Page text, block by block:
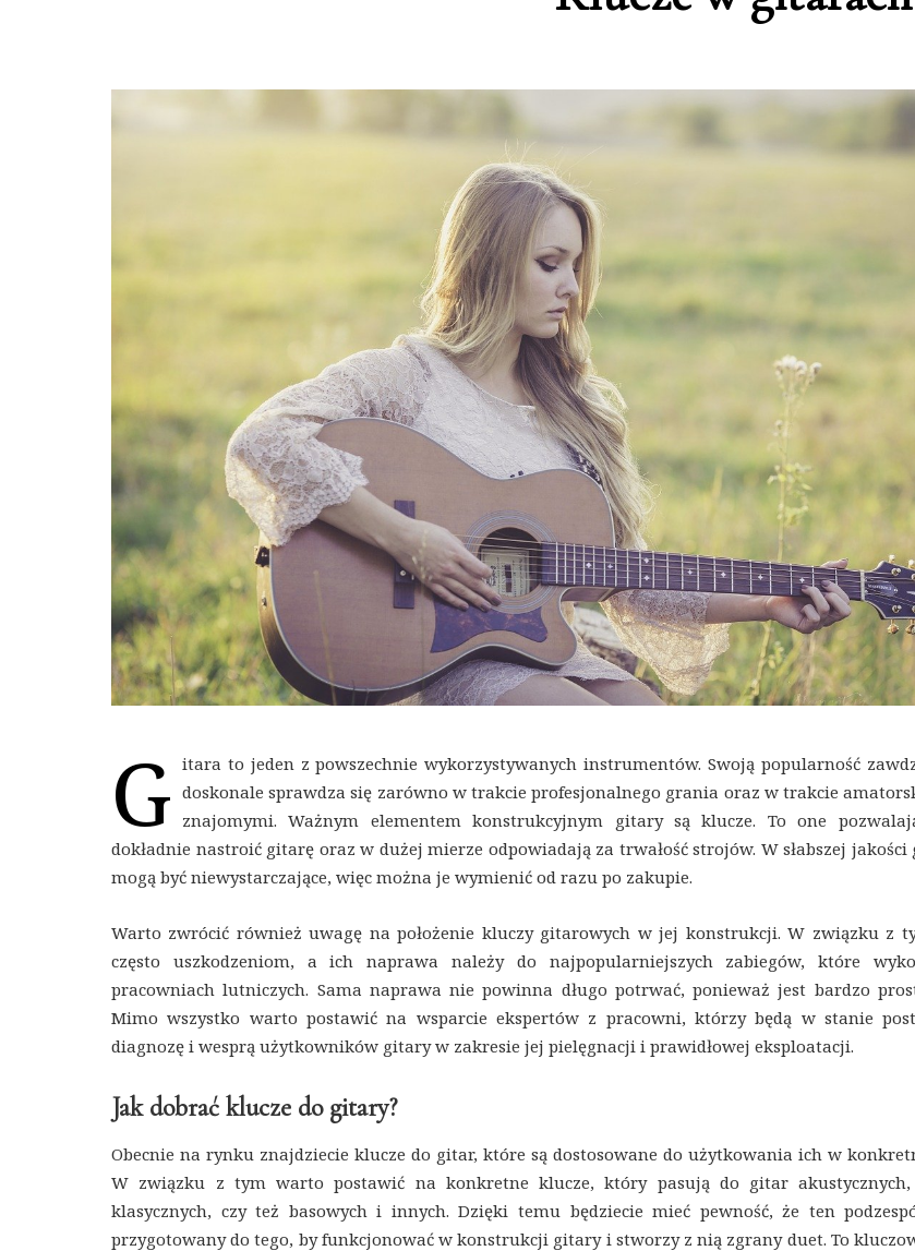
G itara to jeden z powszechnie wykorzystywanych instrumentów. Swoją popularność
doskonale sprawdza się zarówno w trakcie profesjonalnego grania oraz w trakcie
znajomymi. Ważnym elementem konstrukcyjnym gitary są klucze. To one
dokładnie nastroić gitarę oraz w dużej mierze odpowiadają za trwałość strojów. W słabszej
mogą być niewystarczające, więc można je wymienić od razu po zakupie.
Warto zwrócić również uwagę na położenie kluczy gitarowych w jej konstrukcji. W związku z
często uszkodzeniom, a ich naprawa należy do najpopularniejszych zabiegów, które
pracowniach lutniczych. Sama naprawa nie powinna długo potrwać, ponieważ jest bardzo
Mimo wszystko warto postawić na wsparcie ekspertów z pracowni, którzy będą w stanie
diagnozę i wesprą użytkowników gitary w zakresie jej pielęgnacji i prawidłowej eksploatacji.
Jak dobrać klucze do gitary?
Obecnie na rynku znajdziecie klucze do gitar, które są dostosowane do użytkowania ich w
W związku z tym warto postawić na konkretne klucze, który pasują do gitar akustycznych,
klasycznych, czy też basowych i innych. Dzięki temu będziecie mieć pewność, że ten
przygotowany do tego, by funkcjonować w konstrukcji gitary i stworzy z nią zgrany duet. To